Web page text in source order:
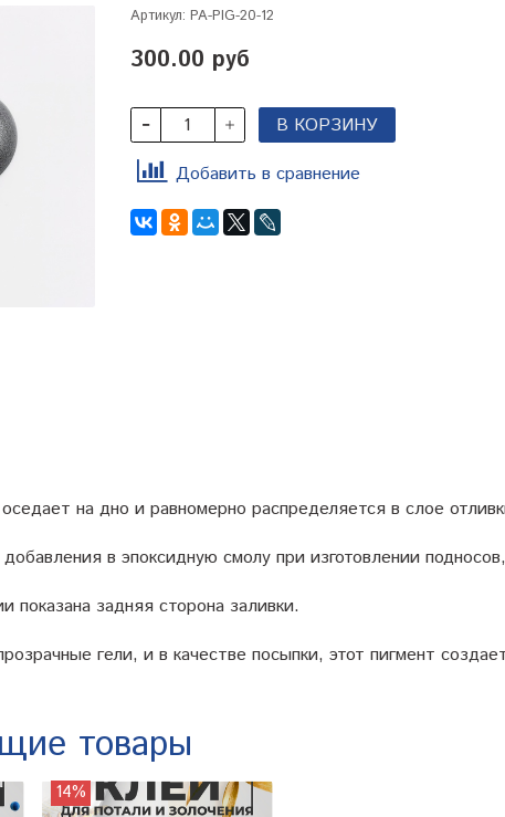
Артикул: PA-PIG-20-12
300.00 руб
В КОРЗИНУ
Добавить в сравнение
на дно и равномерно распределяется в слое
в эпоксидную смолу при изготовлении
показана задняя сторона заливки.
гели, и в качестве посыпки, этот пигмент
товары
14%